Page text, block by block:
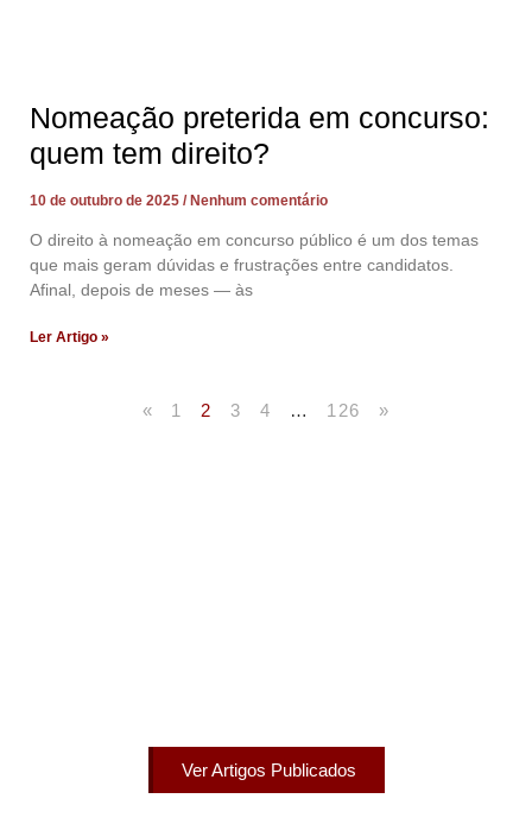
Nomeação preterida em concurso:
quem tem direito?
10 de outubro de 2025 Nenhum comentário
O direito à nomeação em concurso público é um dos temas
que mais geram dúvidas e frustrações entre candidatos.
Afinal, depois de meses — às
Ler Artigo »
« 1 2 3 4 … 126 »
Ver Artigos Publicados